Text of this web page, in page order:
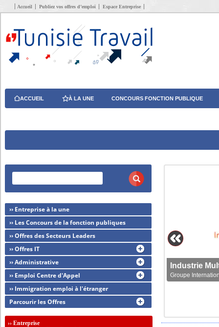
Accueil Publiez vos offres d’emploi Espace Entreprise
ACCUEIL À LA UNE CONCOURS FONCTION PUBLIQUE
Groupe
›› Entreprise à la une
›› Les Concours de la fonction publiques
›› Offres des Secteurs Leaders
›› Offres IT
›› Administrative
›› Emploi Centre d'Appel
›› Immigration emploi à l'étranger
Parcourir les Offres
››Entreprise